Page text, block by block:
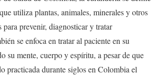
utiliza plantas, animales, minerales y otros
para prevenir, diagnosticar y tratar
se enfoca en tratar al paciente en su
su mente, cuerpo y espíritu, a pesar de que
practicada durante siglos en Colombia el